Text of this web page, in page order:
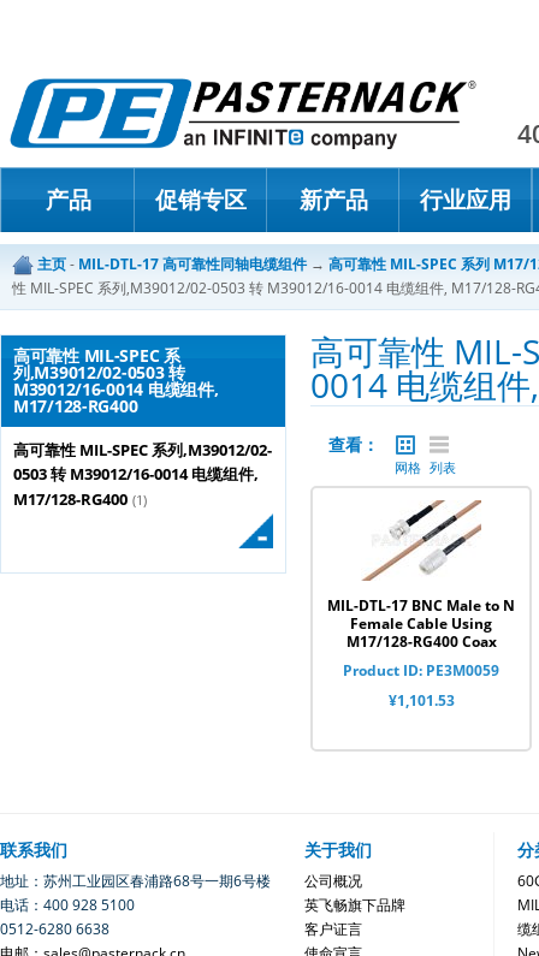
产品 促销专区 新产品 行业应用
主页- MIL-DTL-17 高可靠性同轴电缆组件→ 高可靠性 MIL-SPEC 系列 M17/
性 MIL-SPEC 系列,M39012/02-0503 转 M39012/16-0014 电缆组件, M17/128-
高可靠性 MIL-SPEC 系
列,M39012/02-0503 转
M39012/16-0014 电缆组件,
M17/128-RG400
高可靠性 MIL-SPEC 系列,M39012/02-
0503 转 M39012/16-0014 电缆组件,
M17/128-RG400 (1)
高可靠性 MIL-
0014 电缆组
查看：
网格 列表
MIL-DTL-17 BNC Male to N
Female Cable Using
M17/128-RG400 Coax
Product ID: PE3M0059
¥1,101.53
联系我们
地址：苏州工业园区春浦路68号一期6号楼
电话：400 928 5100
0512-6280 6638
关于我们
公司概况
英飞畅旗下品牌
客户证言
分
缆